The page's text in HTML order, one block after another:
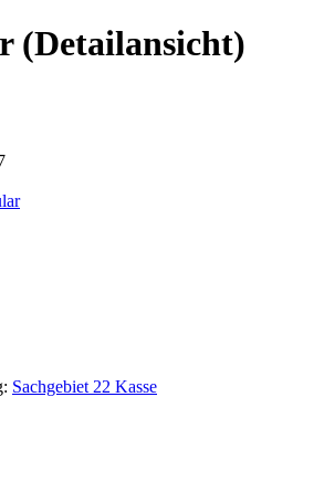
(Detailansicht)
Sachgebiet 22 Kasse